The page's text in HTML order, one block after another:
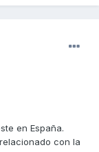
en España.
con la